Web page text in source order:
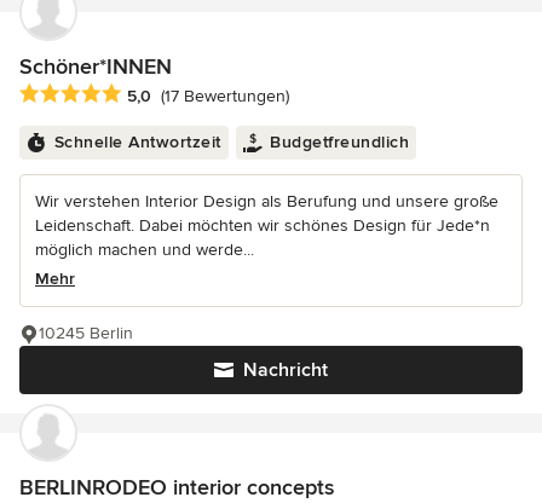
Schöner*INNEN
Durchschnittliche Bewertung: 5 von 5 Sternen
5,0 (17 Bewertungen)
Schnelle Antwortzeit Budgetfreundlich
Wir verstehen Interior Design als Berufung und unsere große
Leidenschaft. Dabei möchten wir schönes Design für Jede*n
möglich machen und werde...
Mehr
Nachricht
10245 Berlin
BERLINRODEO interior concepts